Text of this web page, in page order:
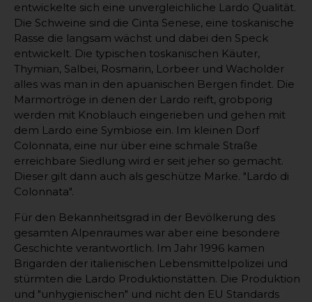
entwickelte sich eine unvergleichliche Lardo Qualität.
Die Schweine sind die Cinta Senese, eine toskanische
Rasse die langsam wächst und dabei den Speck
entwickelt. Die typischen toskanischen Käuter,
Thymian, Salbei, Rosmarin, Lorbeer und Wacholder
alles was man in den apuanischen Bergen findet. Die
Marmortröge in denen der Lardo reift, grobporig
werden mit Knoblauch eingerieben und gehen mit
dem Lardo eine Symbiose ein. Im kleinen Dorf
Colonnata, eine nur über eine schmale Straße
erreichbare Siedlung wird er seit jeher so gemacht.
Dieser gilt dann auch als geschütze Marke. "Lardo di
Colonnata".
Für den Bekannheitsgrad in der Bevölkerung des
gesamten Alpenraumes war aber eine besondere
Geschichte verantwortlich. Im Jahr 1996 kamen
Brigarden der italienischen Lebensmittelpolizei und
stürmten die Lardo Produktionstätten. Die Produktion
und "unhygienischen" und nicht den EU Standards